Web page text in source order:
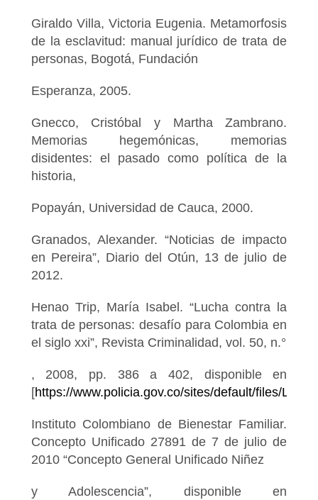
Giraldo Villa, Victoria Eugenia. Metamorfosis
de la esclavitud: manual jurídico de trata de
personas, Bogotá, Fundación
Esperanza, 2005.
Gnecco, Cristóbal y Martha Zambrano.
Memorias hegemónicas, memorias
disidentes: el pasado como política de la
historia,
Popayán, Universidad de Cauca, 2000.
Granados, Alexander. “Noticias de impacto
en Pereira”, Diario del Otún, 13 de julio de
2012.
Henao Trip, María Isabel. “Lucha contra la
trata de personas: desafío para Colombia en
el siglo xxi”, Revista Criminalidad, vol. 50, n.°
, 2008, pp. 386 a 402, disponible en
[https://www.policia.gov.co/sites/default/files/
Instituto Colombiano de Bienestar Familiar.
Concepto Unificado 27891 de 7 de julio de
2010 “Concepto General Unificado Niñez
y Adolescencia”, disponible en